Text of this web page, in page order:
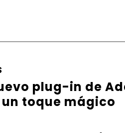
plug-in de
toque mágico